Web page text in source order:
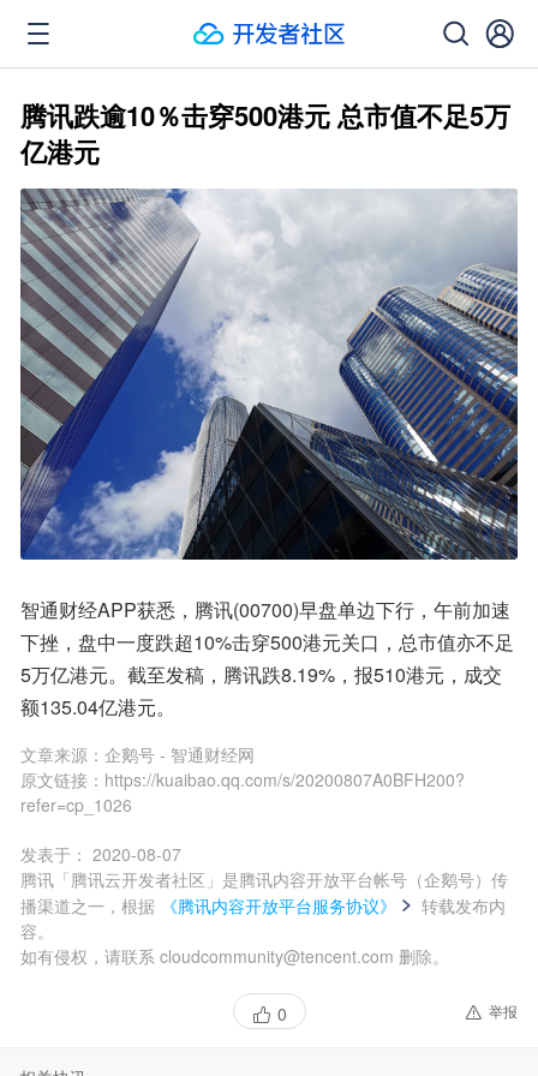
腾讯跌逾10％击穿500港元 总市值不足5万
亿港元
智通财经APP获悉，腾讯(00700)早盘单边下行，午前加速
下挫，盘中一度跌超10%击穿500港元关口，总市值亦不足
5万亿港元。截至发稿，腾讯跌8.19%，报510港元，成交
额135.04亿港元。
文章来源： 企鹅号 - 智通财经网
原文链接： https://kuaibao.qq.com/s/20200807A0BFH200?
refer=cp_1026
发表于： 2020-08-07
腾讯「腾讯云开发者社区」是腾讯内容开放平台帐号（企鹅号）传
播渠道之一，根据
《腾讯内容开放平台服务协议》
转载发布内
容。
如有侵权，请联系 cloudcommunity@tencent.com 删除。
0 举报